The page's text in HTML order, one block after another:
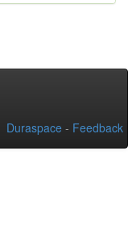
Duraspace - Feedback